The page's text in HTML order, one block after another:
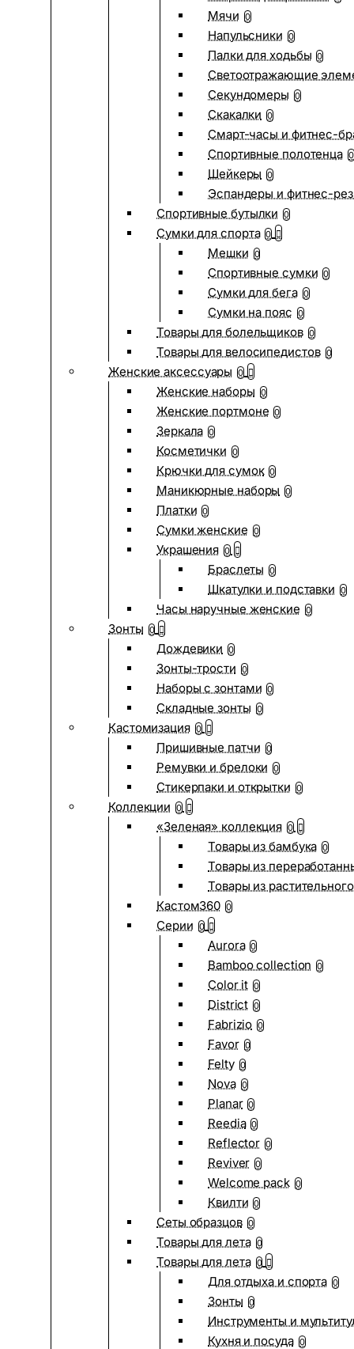
Мячи 0
Напульсники 0
Палки для ходьбы 0
Светоотражающие
Секундомеры 0
Скакалки 0
Смарт-часы и фитнес-
Спортивные полотенца 0
Шейкеры 0
Эспандеры и фитнес-
Спортивные бутылки 0
Сумки для спорта 0
Мешки 0
Спортивные сумки 0
Сумки для бега 0
Сумки на пояс 0
Товары для болельщиков 0
Товары для велосипедистов 0
Женские аксессуары 0
Женские наборы 0
Женские портмоне 0
Зеркала 0
Косметички 0
Крючки для сумок 0
Маникюрные наборы 0
Платки 0
Сумки женские 0
Украшения 0
Браслеты 0
Шкатулки и подставки 0
Часы наручные женские 0
Зонты 0
Дождевики 0
Зонты-трости 0
Наборы с зонтами 0
Складные зонты 0
Кастомизация 0
Пришивные патчи 0
Ремувки и брелоки 0
Стикерпаки и открытки 0
Коллекции 0
«Зеленая» коллекция 0
Товары из бамбука 0
Товары из
Товары из
Кастом360 0
Серии 0
Aurora 0
Bamboo collection 0
Color it 0
District 0
Fabrizio 0
Favor 0
Felty 0
Nova 0
Planar 0
Reedia 0
Reflector 0
Reviver 0
Welcome pack 0
Квилти 0
Сеты образцов 0
Товары для лета 0
Товары для лета 0
Для отдыха и спорта 0
Зонты 0
Инструменты и
Кухня и посуда 0